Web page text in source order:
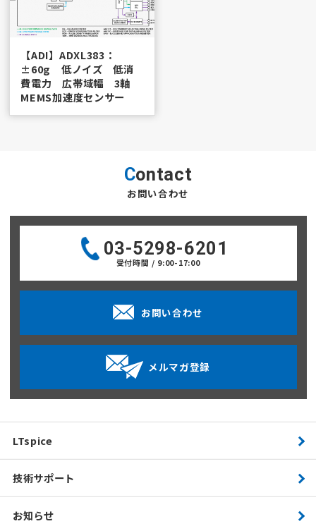
【ADI】ADXL383：
±60g 低ノイズ 低消
費電力 広帯域幅 3軸
MEMS加速度センサー
Contact
お問い合わせ
03-5298-6201
受付時間 / 9:00-17:00
お問い合わせ
メルマガ登録
LTspice
技術サポート
お知らせ